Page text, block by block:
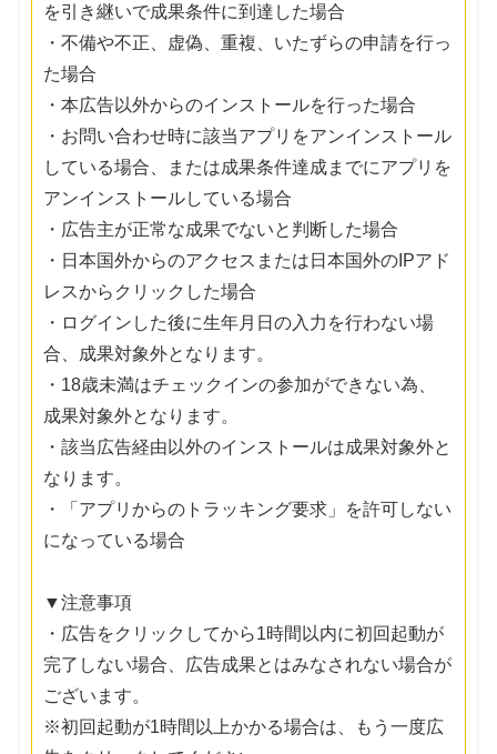
を引き継いで成果条件に到達した場合
・不備や不正、虚偽、重複、いたずらの申請を行っ
た場合
・本広告以外からのインストールを行った場合
・お問い合わせ時に該当アプリをアンインストール
している場合、または成果条件達成までにアプリを
アンインストールしている場合
・広告主が正常な成果でないと判断した場合
・日本国外からのアクセスまたは日本国外のIPアド
レスからクリックした場合
・ログインした後に生年月日の入力を行わない場
合、成果対象外となります。
・18歳未満はチェックインの参加ができない為、
成果対象外となります。
・該当広告経由以外のインストールは成果対象外と
なります。
・「アプリからのトラッキング要求」を許可しない
になっている場合
▼注意事項
・広告をクリックしてから1時間以内に初回起動が
完了しない場合、広告成果とはみなされない場合が
ございます。
※初回起動が1時間以上かかる場合は、もう一度広